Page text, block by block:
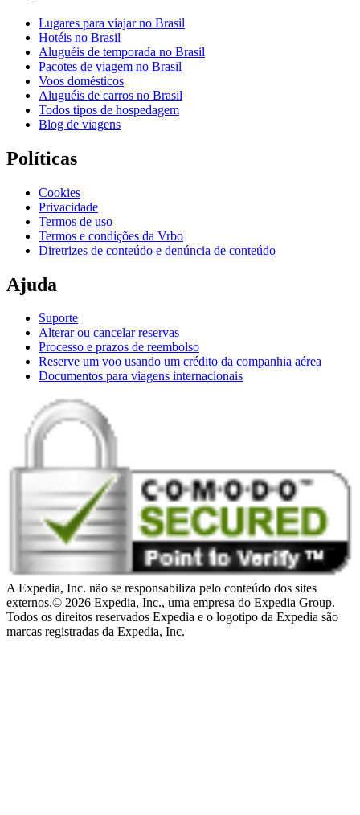
Lugares para viajar no Brasil
Hotéis no Brasil
Aluguéis de temporada no Brasil
Pacotes de viagem no Brasil
Voos domésticos
Aluguéis de carros no Brasil
Todos tipos de hospedagem
Blog de viagens
Políticas
Cookies
Privacidade
Termos de uso
Termos e condições da Vrbo
Diretrizes de conteúdo e denúncia de conteúdo
Ajuda
Suporte
Alterar ou cancelar reservas
Processo e prazos de reembolso
Reserve um voo usando um crédito da companhia aérea
Documentos para viagens internacionais
A Expedia, Inc. não se responsabiliza pelo conteúdo dos sites
externos.© 2026 Expedia, Inc., uma empresa do Expedia Group.
Todos os direitos reservados Expedia e o logotipo da Expedia são
marcas registradas da Expedia, Inc.